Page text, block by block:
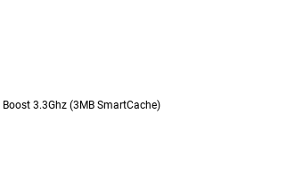
3.3Ghz (3MB SmartCache)